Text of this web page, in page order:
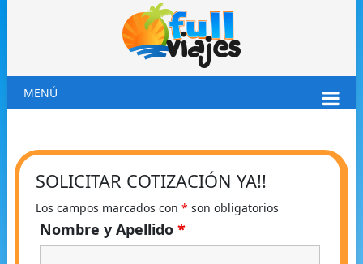
MENÚ
SOLICITAR COTIZACIÓN YA!!
Los campos marcados con * son obligatorios
Nombre y Apellido *